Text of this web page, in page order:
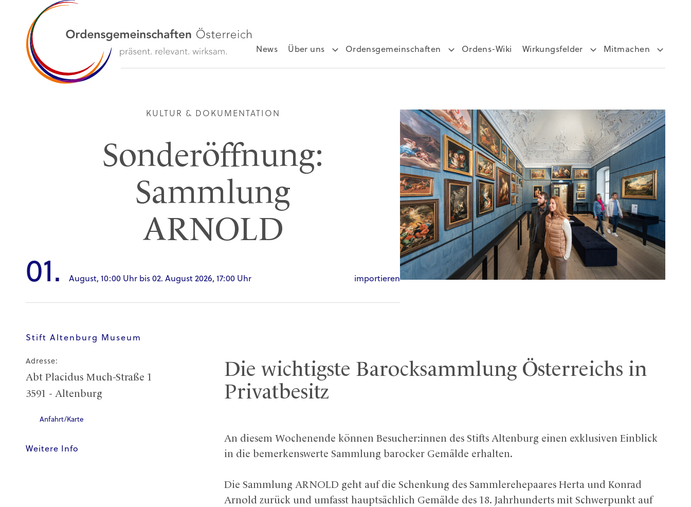
News Über uns Ordensgemeinschaften Ordens-Wiki Wirkungsfelder Mitmachen
KULTUR & DOKUMENTATION
Sonderöffnung:
Sammlung
ARNOLD
01. August, 10:00 Uhr bis 02. August 2026, 17:00 Uhr importieren
Stift Altenburg Museum
Adresse:
Abt Placidus Much-Straße 1
3591 - Altenburg
Anfahrt/Karte
Weitere Info
Die wichtigste Barocksammlung Österreichs in
Privatbesitz
An diesem Wochenende können Besucher:innen des Stifts Altenburg einen exklusiven Einblick
in die bemerkenswerte Sammlung barocker Gemälde erhalten.
Die Sammlung ARNOLD geht auf die Schenkung des Sammlerehepaares Herta und Konrad
Arnold zurück und umfasst hauptsächlich Gemälde des 18. Jahrhunderts mit Schwerpunkt auf